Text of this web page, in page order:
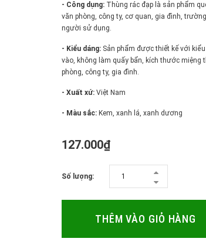
- Công dụng: Thùng rác đạp là sản phẩm
văn phòng, công ty, cơ quan, gia đình,
người sử dụng.
- Kiểu dáng: Sản phẩm được thiết kế với
vào, không làm quấy bẩn, kích thước miệng
phòng, công ty, gia đình.
- Xuất xứ: Việt Nam
- Màu sắc: Kem, xanh lá, xanh dương
127.000₫
Số lượng:
THÊM VÀO GIỎ HÀNG